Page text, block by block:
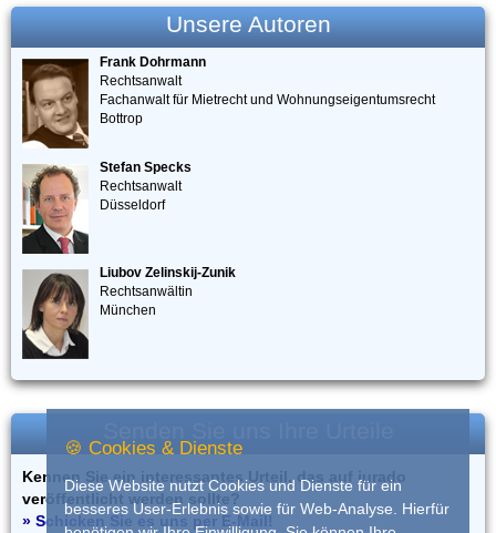
Unsere Autoren
Frank Dohrmann
Rechtsanwalt
Fachanwalt für Mietrecht und Wohnungseigentumsrecht
Bottrop
Stefan Specks
Rechtsanwalt
Düsseldorf
Liubov Zelinskij-Zunik
Rechtsanwältin
München
Kennen Sie ein interessantes Urteil, das auf iurado
veröffentlicht werden sollte?
» Schicken Sie es uns per E-Mail!
🍪 Cookies & Dienste
Diese Website nutzt Cookies und Dienste für ein
besseres User-Erlebnis sowie für Web-Analyse. Hierfür